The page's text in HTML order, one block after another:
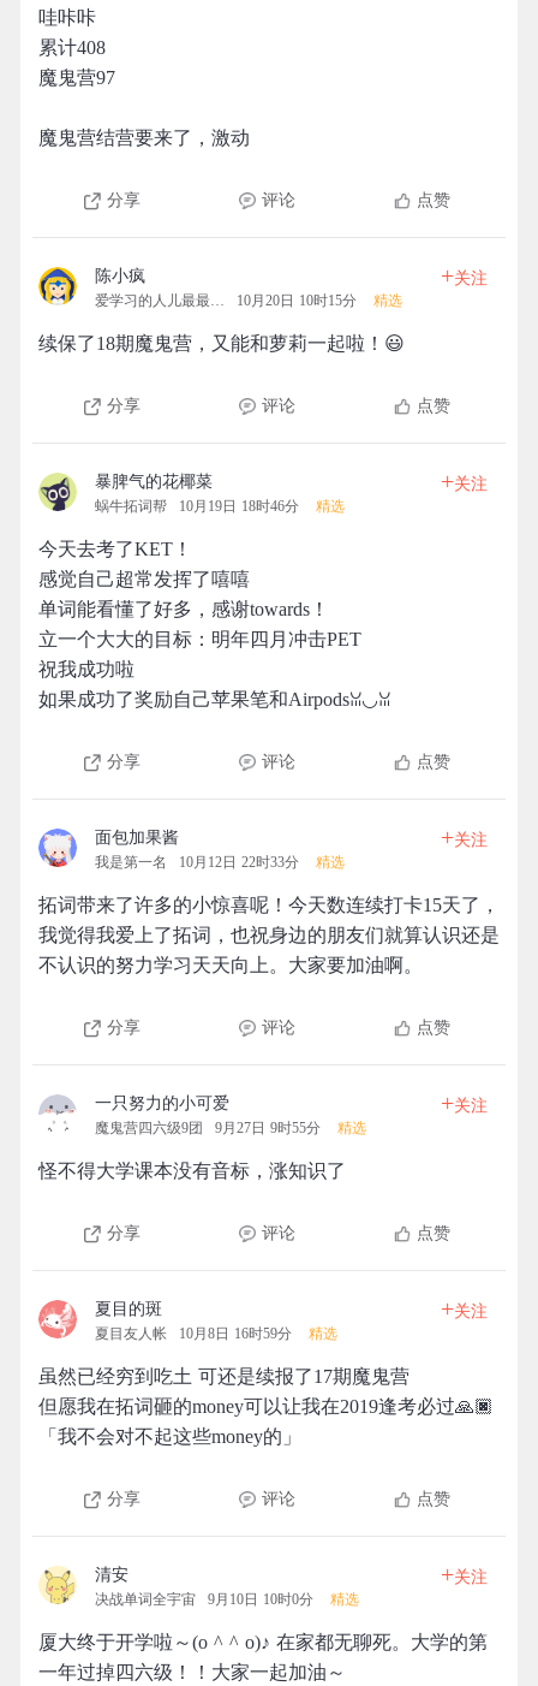
哇咔咔
累计408
魔鬼营97
魔鬼营结营要来了，激动
分享 评论 点赞
陈小疯
爱学习的人儿最最最可爱 10月20日 10时15分 精选
+关注
续保了18期魔鬼营，又能和萝莉一起啦！😃
分享 评论 点赞
暴脾气的花椰菜
蜗牛拓词帮 10月19日 18时46分 精选
+关注
今天去考了KET！
感觉自己超常发挥了嘻嘻
单词能看懂了好多，感谢towards！
立一个大大的目标：明年四月冲击PET
祝我成功啦
如果成功了奖励自己苹果笔和Airpodsꈍ◡ꈍ
分享 评论 点赞
面包加果酱
我是第一名 10月12日 22时33分 精选
+关注
拓词带来了许多的小惊喜呢！今天数连续打卡15天了，
我觉得我爱上了拓词，也祝身边的朋友们就算认识还是
不认识的努力学习天天向上。大家要加油啊。
分享 评论 点赞
一只努力的小可爱
魔鬼营四六级9团 9月27日 9时55分 精选
+关注
怪不得大学课本没有音标，涨知识了
分享 评论 点赞
夏目的斑
夏目友人帐 10月8日 16时59分 精选
+关注
虽然已经穷到吃土 可还是续报了17期魔鬼营
但愿我在拓词砸的money可以让我在2019逢考必过🙏🏿
「我不会对不起这些money的」
分享 评论 点赞
清安
决战单词全宇宙 9月10日 10时0分 精选
+关注
厦大终于开学啦～(o ^ ^ o)♪ 在家都无聊死。大学的第
一年过掉四六级！！大家一起加油～